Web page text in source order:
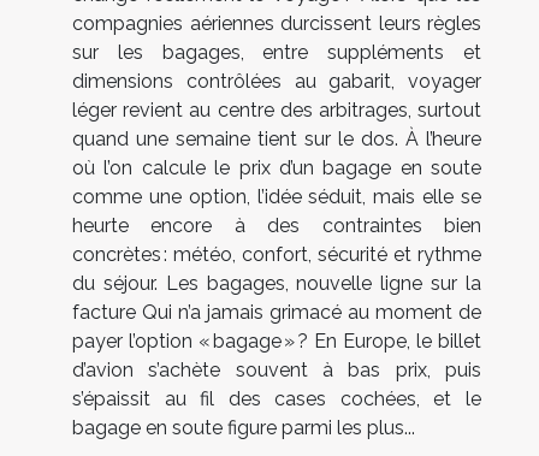
compagnies aériennes durcissent leurs règles
sur les bagages, entre suppléments et
dimensions contrôlées au gabarit, voyager
léger revient au centre des arbitrages, surtout
quand une semaine tient sur le dos. À l’heure
où l’on calcule le prix d’un bagage en soute
comme une option, l’idée séduit, mais elle se
heurte encore à des contraintes bien
concrètes : météo, confort, sécurité et rythme
du séjour. Les bagages, nouvelle ligne sur la
facture Qui n’a jamais grimacé au moment de
payer l’option « bagage » ? En Europe, le billet
d’avion s’achète souvent à bas prix, puis
s’épaissit au fil des cases cochées, et le
bagage en soute figure parmi les plus...